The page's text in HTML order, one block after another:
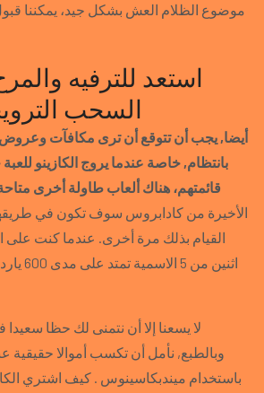
موضوع الظلام العش بشكل جيد، يمكننا
استعد للترفيه
السحب
أيضا, يجب أن تتوقع أن ترى مكافآت
بانتظام, خاصة عندما يروج الكازينو
قائمتهم، هناك ألعاب طاولة أخرى
الأخيرة من كادابروس سوف تكون في
القيام بذلك مرة أخرى. عندما كنت على
لا يسعنا إلا أن نتمنى لك حظا سعيدا
وبالطبع, نأمل أن تكسب أموالا حقيقية
باستخدام ميندبكاسينوس . كيف اشتري